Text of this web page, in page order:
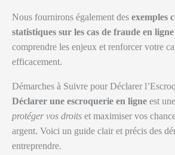
Nous fournirons également des exemples
statistiques sur les cas de fraude en ligne
comprendre les enjeux et renforcer votre
efficacement.
Démarches à Suivre pour Déclarer
Déclarer une escroquerie en ligne est
protéger vos droits et maximiser vos
argent. Voici un guide clair et précis des
entreprendre.